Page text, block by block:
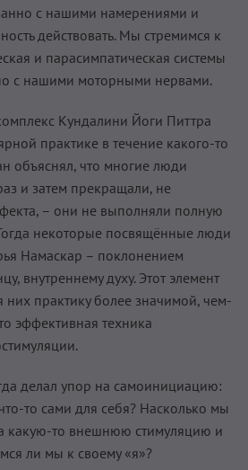
с нашими намерениями и
действовать. Мы стремимся к
и парасимпатическая системы
с нашими моторными нервами.
Кундалини Йоги Питтра
практике в течение какого-то
объяснял, что многие люди
и затем прекращали, не
– они не выполняли полную
некоторые посвящённые люди
Намаскар – поклонением
внутреннему духу. Этот элемент
них практику более значимой, чем-
эффективная техника
делал упор на самоинициацию:
то сами для себя? Насколько мы
какую-то внешнюю стимуляцию и
ли мы к своему «я»?